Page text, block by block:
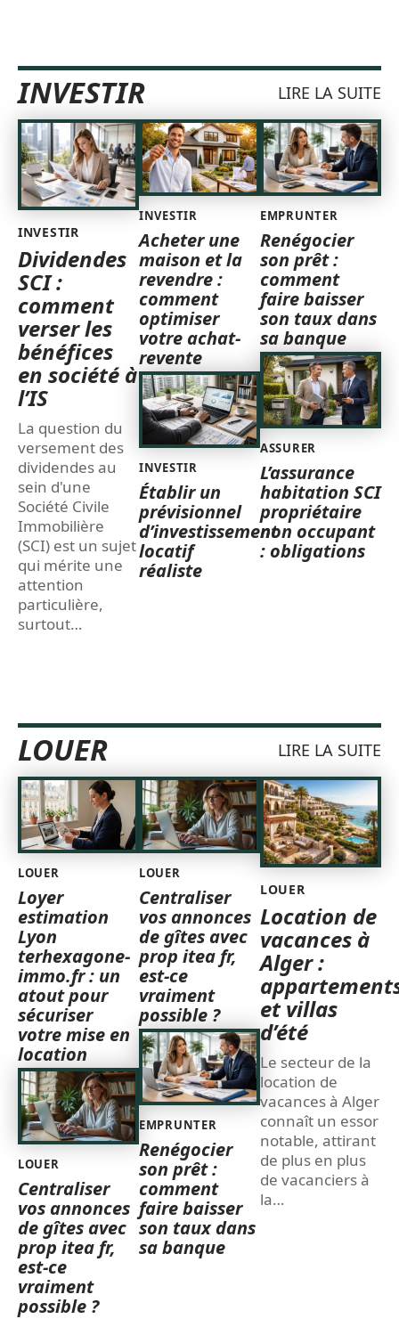
INVESTIR LIRE LA SUITE
INVESTIR
Dividendes
SCI :
comment
verser les
bénéfices
en société à
l’IS
La question du
versement des
dividendes au
sein d'une
Société Civile
Immobilière
(SCI) est un sujet
qui mérite une
attention
particulière,
surtout…
INVESTIR
Acheter une
maison et la
revendre :
comment
optimiser
votre achat-
revente
INVESTIR
Établir un
prévisionnel
d’investissement
locatif
réaliste
EMPRUNTER
Renégocier
son prêt :
comment
faire baisser
son taux dans
sa banque
ASSURER
L’assurance
habitation SCI
propriétaire
non occupant
: obligations
LOUER LIRE LA SUITE
LOUER
Loyer
estimation
Lyon
terhexagone-
immo.fr : un
atout pour
sécuriser
votre mise en
location
LOUER
Centraliser
vos annonces
de gîtes avec
prop itea fr,
est-ce
vraiment
possible ?
LOUER
Centraliser
vos annonces
de gîtes avec
prop itea fr,
est-ce
vraiment
possible ?
EMPRUNTER
Renégocier
son prêt :
comment
faire baisser
son taux dans
sa banque
LOUER
Location de
vacances à
Alger :
et villas
d’été
Le secteur de la
location de
vacances à Alger
connaît un essor
notable, attirant
de plus en plus
de vacanciers à
la…